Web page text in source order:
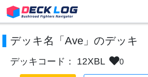
デッキ名「Ave」のデッキ
デッキコード： 12XBL 0